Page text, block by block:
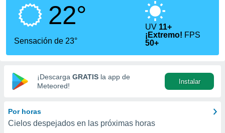
calidad.
a este
las
y
basada
22°
Sensación de 23°
UV 11+
¡Extremo! FPS
50+
¡Descarga GRATIS la app de
Meteored!
Instalar
Por horas
Cielos despejados en las próximas horas